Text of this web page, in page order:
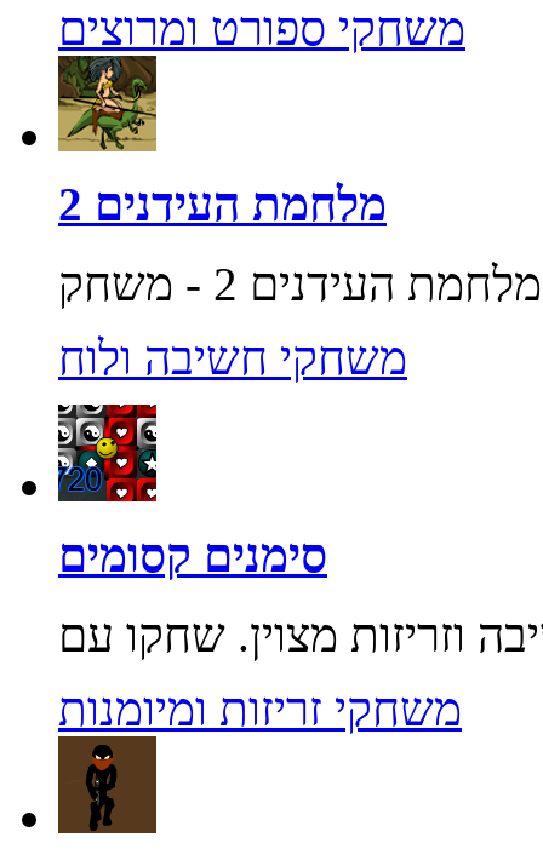
משחקי ספורט ומרוצים
מלחמת העידנים 2
משחקי חשיבה ולוח
סימנים קסומים
משחקי זריזות ומיומנות